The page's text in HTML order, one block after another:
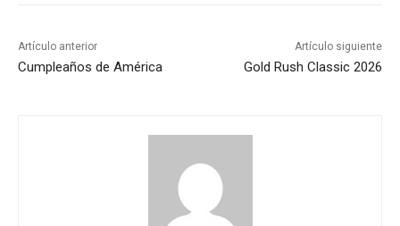
Artículo anterior
Cumpleaños de América
Artículo siguiente
Gold Rush Classic 2026